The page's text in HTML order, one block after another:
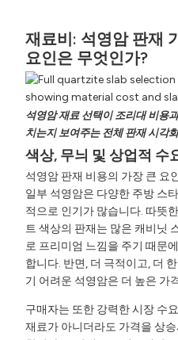
재료비: 석영암 판재
요인은 무엇인가?
석영암 재료 선택이 조리대 비용
치는지 보여주는 전체 판재 시각
색상, 무늬 및 상업적 수
석영암 판재 비용의 가장 큰 요
일부 석영암은 다양한 주방 스
적으로 인기가 많습니다. 따뜻
트 색상의 판재는 많은 캐비닛
로 프리미엄 느낌을 주기 때문
합니다. 반면, 더 극적이고, 더
기 어려운 석영암은 더 높은 가
구매자는 또한 강력한 시장 수
재료가 아니더라도 가격을 상